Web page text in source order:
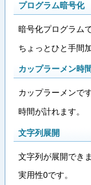
プログラム暗号化
暗号化プログラムで
ちょっとひと手間
カップラーメン時
カップラーメンです
時間が計れます。
文字列展開
文字列が展開できま
実用性0です。